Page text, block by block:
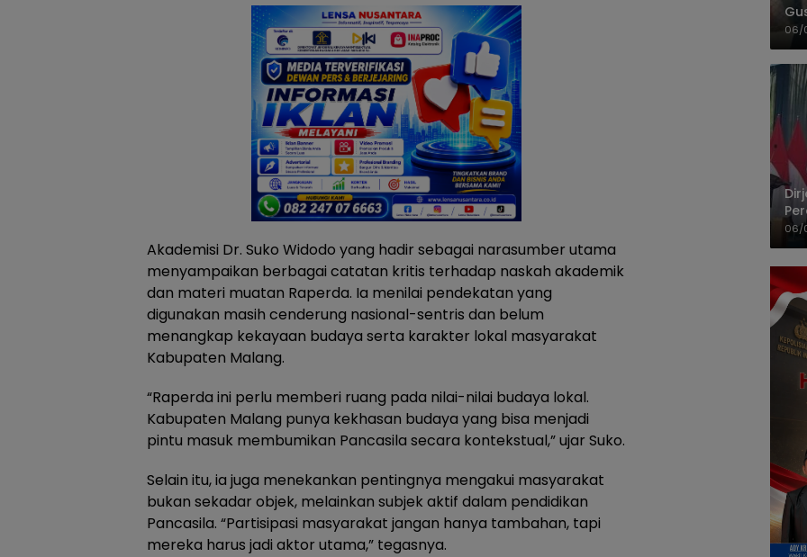
Akademisi Dr. Suko Widodo yang hadir sebagai narasumber utama
menyampaikan berbagai catatan kritis terhadap naskah akademik
dan materi muatan Raperda. Ia menilai pendekatan yang
digunakan masih cenderung nasional-sentris dan belum
menangkap kekayaan budaya serta karakter lokal masyarakat
Kabupaten Malang.
“Raperda ini perlu memberi ruang pada nilai-nilai budaya lokal.
Kabupaten Malang punya kekhasan budaya yang bisa menjadi
pintu masuk membumikan Pancasila secara kontekstual,” ujar Suko.
Selain itu, ia juga menekankan pentingnya mengakui masyarakat
bukan sekadar objek, melainkan subjek aktif dalam pendidikan
Pancasila. “Partisipasi masyarakat jangan hanya tambahan, tapi
mereka harus jadi aktor utama,” tegasnya.
06/
06/